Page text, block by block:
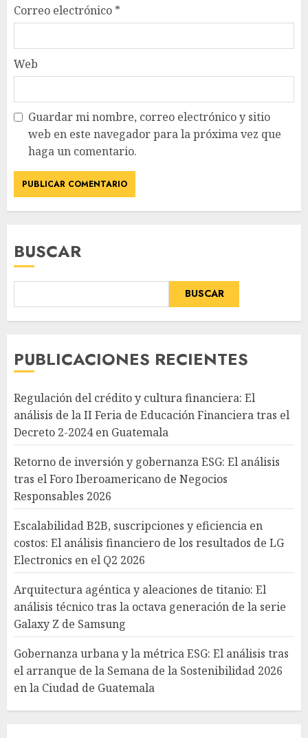
Correo electrónico *
Web
Guardar mi nombre, correo electrónico y sitio
web en este navegador para la próxima vez que
haga un comentario.
BUSCAR
BUSCAR
PUBLICACIONES RECIENTES
Regulación del crédito y cultura financiera: El
análisis de la II Feria de Educación Financiera tras el
Decreto 2-2024 en Guatemala
Retorno de inversión y gobernanza ESG: El análisis
tras el Foro Iberoamericano de Negocios
Responsables 2026
Escalabilidad B2B, suscripciones y eficiencia en
costos: El análisis financiero de los resultados de LG
Electronics en el Q2 2026
Arquitectura agéntica y aleaciones de titanio: El
análisis técnico tras la octava generación de la serie
Galaxy Z de Samsung
Gobernanza urbana y la métrica ESG: El análisis tras
el arranque de la Semana de la Sostenibilidad 2026
en la Ciudad de Guatemala